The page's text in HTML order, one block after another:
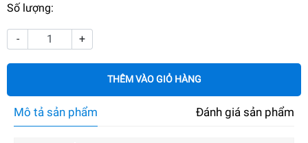
Số lượng:
- +
THÊM VÀO GIỎ HÀNG
Mô tả sản phẩm Đánh giá sản phẩm